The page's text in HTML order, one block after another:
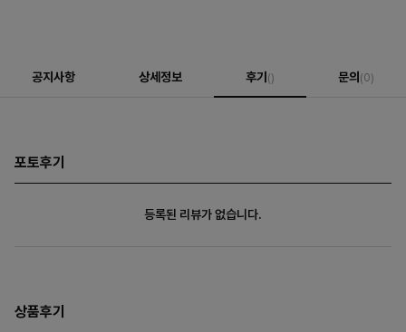
공지사항 상세정보 후기() 문의(0)
포토후기
등록된 리뷰가 없습니다.
상품후기